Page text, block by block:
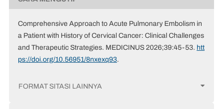
Comprehensive Approach to Acute Pulmonary Embolism in
a Patient with History of Cervical Cancer: Clinical Challenges
and Therapeutic Strategies. MEDICINUS 2026;39:45-53. htt
ps://doi.org/10.56951/8nxexq93.
FORMAT SITASI LAINNYA